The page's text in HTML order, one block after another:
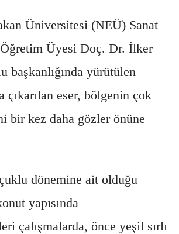
Üniversitesi (NEÜ) Sanat
Üyesi Doç. Dr. İlker
başkanlığında yürütülen
çıkarılan eser, bölgenin çok
bir kez daha gözler önüne
dönemine ait olduğu
yapısında
çalışmalarda, önce yeşil sırlı